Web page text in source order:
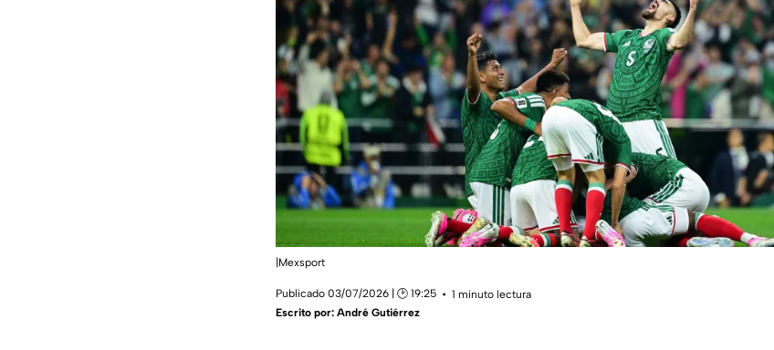
|Mexsport
Publicado 03/07/2026 | 🕑 19:25
1 minuto lectura
Escrito por: André Gutiérrez